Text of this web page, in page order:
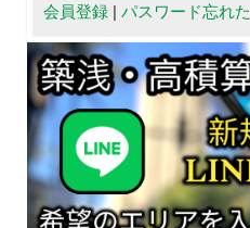
会員登録 | パスワード忘れた